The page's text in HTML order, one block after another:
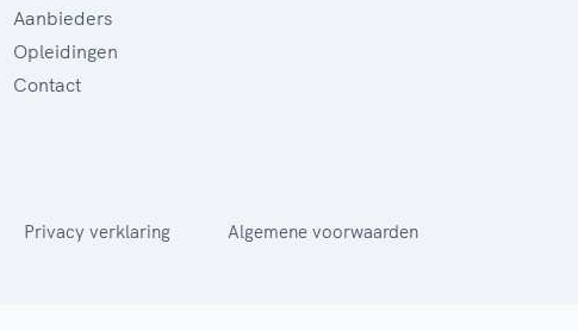
Aanbieders
Opleidingen
Contact
Privacy verklaring Algemene voorwaarden